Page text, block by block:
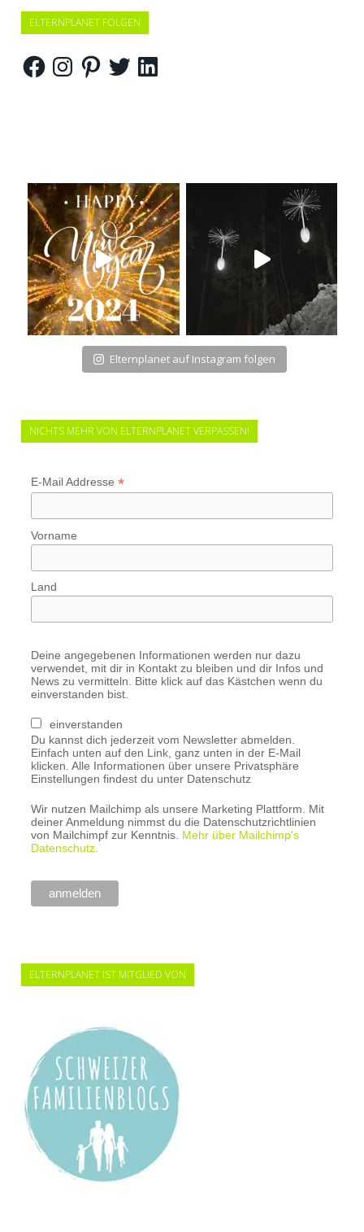
ELTERNPLANET FOLGEN
FacebookInstagramPinterestTwitterLinkedIn
Elternplanet auf Instagram folgen
NICHTS MEHR VON ELTERNPLANET VERPASSEN!
E-Mail Addresse *
Vorname
Land
Deine angegebenen Informationen werden nur dazu
verwendet, mit dir in Kontakt zu bleiben und dir Infos und
News zu vermitteln. Bitte klick auf das Kästchen wenn du
einverstanden bist.
einverstanden
Du kannst dich jederzeit vom Newsletter abmelden.
Einfach unten auf den Link, ganz unten in der E-Mail
klicken. Alle Informationen über unsere Privatsphäre
Einstellungen findest du unter Datenschutz
Wir nutzen Mailchimp als unsere Marketing Plattform. Mit
deiner Anmeldung nimmst du die Datenschutzrichtlinien
von Mailchimpf zur Kenntnis. Mehr über Mailchimp's
Datenschutz.
ELTERNPLANET IST MITGLIED VON